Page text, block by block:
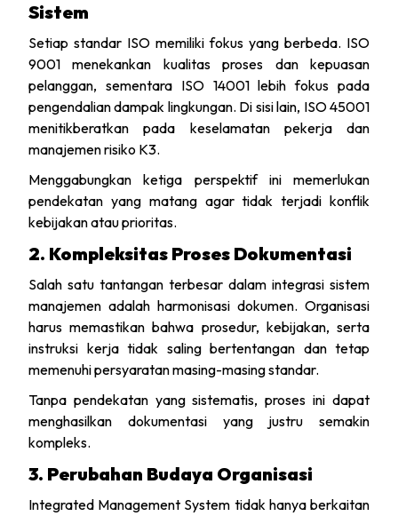
Sistem
Setiap standar ISO memiliki fokus yang berbeda. ISO
9001 menekankan kualitas proses dan kepuasan
pelanggan, sementara ISO 14001 lebih fokus pada
pengendalian dampak lingkungan. Di sisi lain, ISO 45001
menitikberatkan pada keselamatan pekerja dan
manajemen risiko K3.
Menggabungkan ketiga perspektif ini memerlukan
pendekatan yang matang agar tidak terjadi konflik
kebijakan atau prioritas.
2. Kompleksitas Proses Dokumentasi
Salah satu tantangan terbesar dalam integrasi sistem
manajemen adalah harmonisasi dokumen. Organisasi
harus memastikan bahwa prosedur, kebijakan, serta
instruksi kerja tidak saling bertentangan dan tetap
memenuhi persyaratan masing-masing standar.
Tanpa pendekatan yang sistematis, proses ini dapat
menghasilkan dokumentasi yang justru semakin
kompleks.
3. Perubahan Budaya Organisasi
Integrated Management System tidak hanya berkaitan